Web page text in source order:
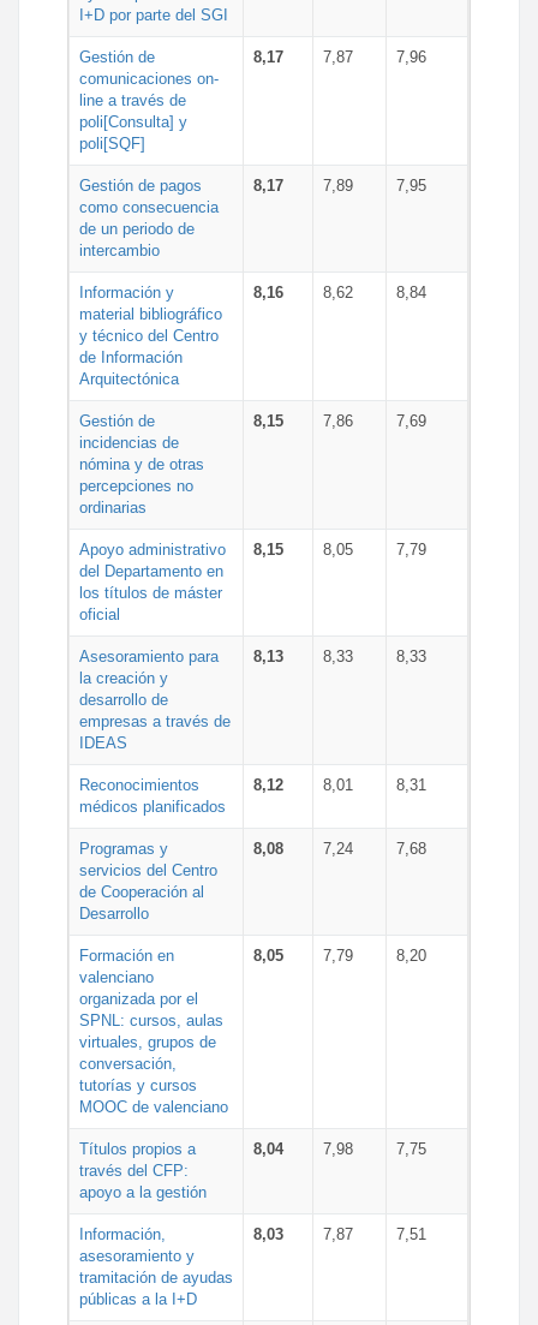
I+D por parte del SGI
Gestión de
comunicaciones on-
line a través de
poli[Consulta] y
poli[SQF]
8,17 7,87 7,96
Gestión de pagos
como consecuencia
de un periodo de
intercambio
8,17 7,89 7,95
Información y
material bibliográfico
y técnico del Centro
de Información
Arquitectónica
8,16 8,62 8,84
Gestión de
incidencias de
nómina y de otras
percepciones no
ordinarias
8,15 7,86 7,69
Apoyo administrativo
del Departamento en
los títulos de máster
oficial
8,15 8,05 7,79
Asesoramiento para
la creación y
desarrollo de
empresas a través de
IDEAS
8,13 8,33 8,33
Reconocimientos
médicos planificados
8,12 8,01 8,31
Programas y
servicios del Centro
de Cooperación al
Desarrollo
8,08 7,24 7,68
Formación en
valenciano
organizada por el
SPNL: cursos, aulas
virtuales, grupos de
conversación,
tutorías y cursos
MOOC de valenciano
8,05 7,79 8,20
Títulos propios a
través del CFP:
apoyo a la gestión
8,04 7,98 7,75
Información,
asesoramiento y
tramitación de ayudas
públicas a la I+D
8,03 7,87 7,51